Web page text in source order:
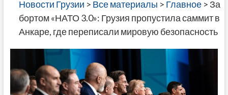
САЙТЕ
u
B
Новости Грузии > Все материалы > Главное>За
бортом «НАТО 3.0»: Грузия пропустила саммит в
Анкаре, где переписали мировую безопасность